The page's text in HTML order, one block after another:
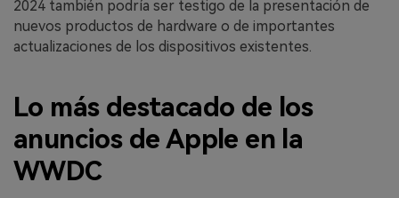
2024 también podría ser testigo de la presentación de
nuevos productos de hardware o de importantes
actualizaciones de los dispositivos existentes.
Lo más destacado de los
anuncios de Apple en la
WWDC